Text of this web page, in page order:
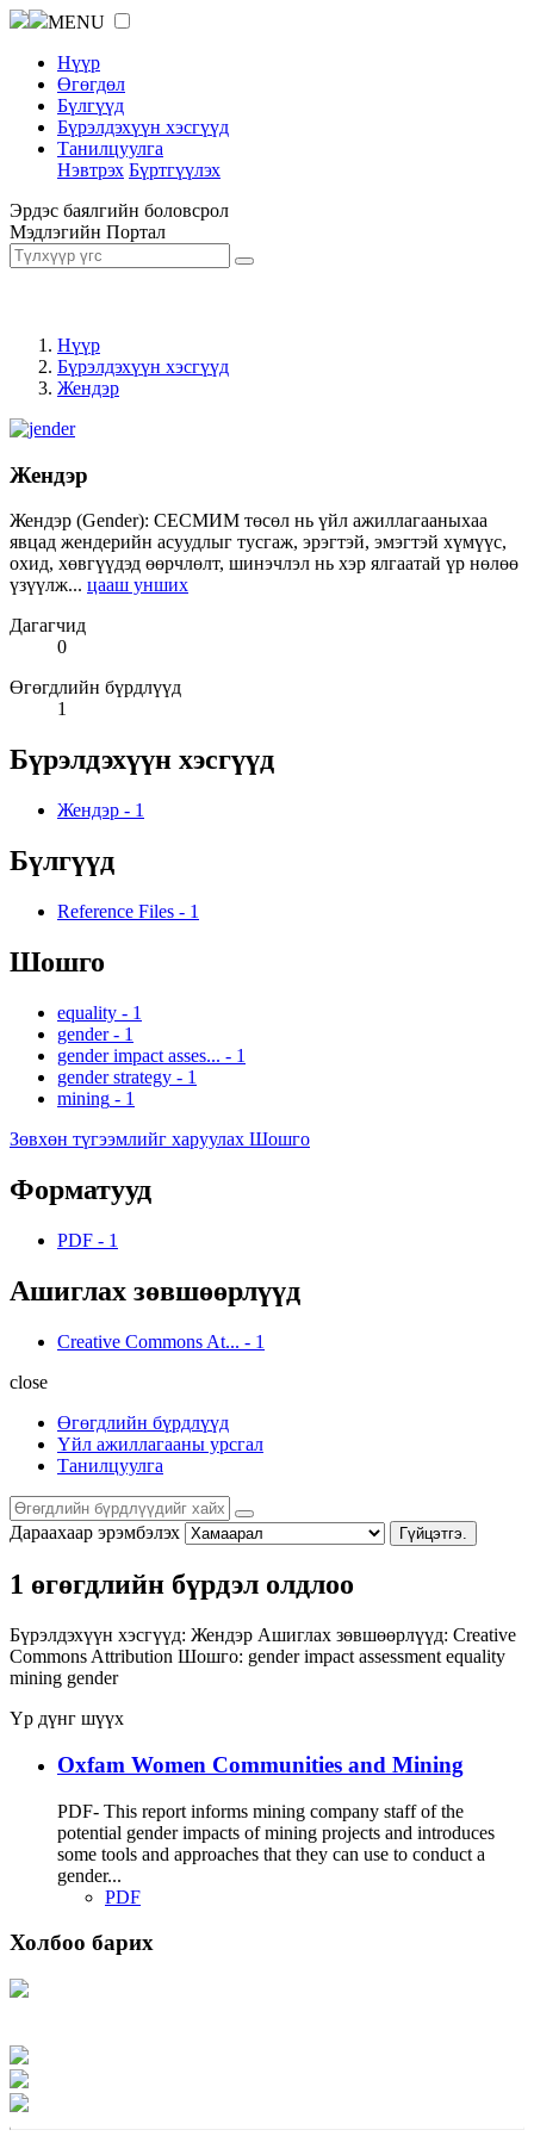
MENU
Нүүр
Өгөгдөл
Бүлгүүд
Бүрэлдэхүүн хэсгүүд
Танилцуулга
Нэвтрэх Бүртгүүлэх
Эрдэс баялгийн боловсрол
Мэдлэгийн Портал
Нүүр
Бүрэлдэхүүн хэсгүүд
Жендэр
Жендэр
Жендэр (Gender): СЕСМИМ төсөл нь үйл ажиллагааныхаа
явцад жендерийн асуудлыг тусгаж, эрэгтэй, эмэгтэй хүмүүс,
охид, хөвгүүдэд өөрчлөлт, шинэчлэл нь хэр ялгаатай үр нөлөө
үзүүлж... цааш унших
Дагагчид
0
Өгөгдлийн бүрдлүүд
1
Бүрэлдэхүүн хэсгүүд
Жендэр - 1
Бүлгүүд
Reference Files - 1
Шошго
equality - 1
gender - 1
gender impact asses... - 1
gender strategy - 1
mining - 1
Зөвхөн түгээмлийг харуулах Шошго
Форматууд
PDF - 1
Ашиглах зөвшөөрлүүд
Creative Commons At... - 1
close
Өгөгдлийн бүрдлүүд
Үйл ажиллагааны урсгал
Танилцуулга
Дараахаар эрэмбэлэх Гүйцэтгэ.
1 өгөгдлийн бүрдэл олдлоо
Бүрэлдэхүүн хэсгүүд: Жендэр Ашиглах зөвшөөрлүүд: Creative
Commons Attribution Шошго: gender impact assessment equality
mining gender
Үр дүнг шүүх
Oxfam Women Communities and Mining
PDF- This report informs mining company staff of the
potential gender impacts of mining projects and introduces
some tools and approaches that they can use to conduct a
gender...
PDF
Холбоо барих